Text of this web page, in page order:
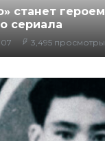
станет героем
сериала
3,495 просмотры